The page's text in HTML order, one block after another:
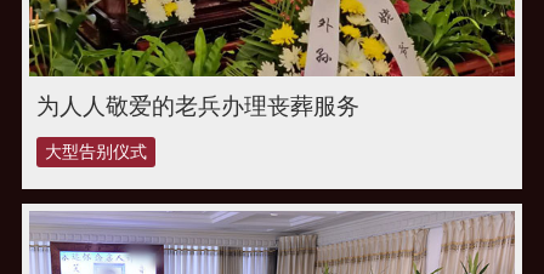
为人人敬爱的老兵办理丧葬服务
大型告别仪式